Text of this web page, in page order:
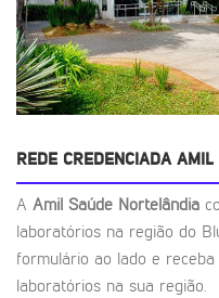
REDE CREDENCIADA
A Amil Saúde Nortelândia
laboratórios na região do
formulário ao lado e
laboratórios na sua região.